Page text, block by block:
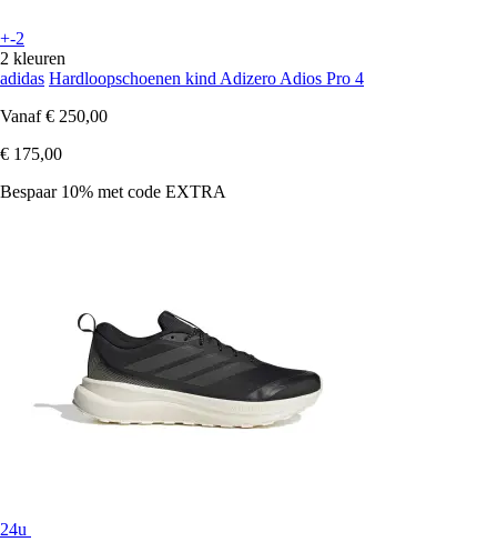
+-2
2 kleuren
adidas Hardloopschoenen kind Adizero Adios Pro 4
Vanaf € 250,00
€ 175,00
Bespaar 10% met code EXTRA
24u